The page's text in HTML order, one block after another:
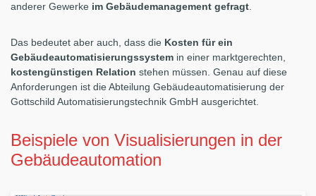
anderer Gewerke im Gebäudemanagement gefragt
Das bedeutet aber auch, dass die Kosten für ein
Gebäudeautomatisierungssystem in einer marktgerechten,
kostengünstigen Relation stehen müssen. Genau auf diese
Anforderungen ist die Abteilung Gebäudeautomatisierung der
Gottschild Automatisierungstechnik GmbH ausgerichtet.
Beispiele von Visualisierungen in der
Gebäudeautomation